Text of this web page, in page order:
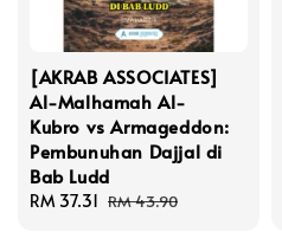
[AKRAB ASSOCIATES]
Al-Malhamah Al-
Kubro vs Armageddon:
Pembunuhan Dajjal di
Bab Ludd
Sale
RM 37.31 Regular
RM 43.90